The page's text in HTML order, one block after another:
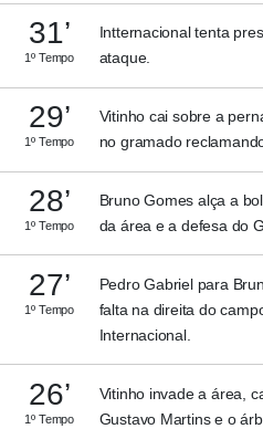
31’
1º Tempo
Intternacional tenta
ataque.
29’
1º Tempo
Vitinho cai sobre a
no gramado
28’
1º Tempo
Bruno Gomes alça a
da área e a defesa do
27’
1º Tempo
Pedro Gabriel para
falta na direita do
Internacional.
26’
1º Tempo
Vitinho invade a área,
Gustavo Martins e o